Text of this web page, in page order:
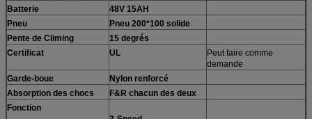
Batterie
48V 15AH
Pneu
Pneu 200*100 solide
Pente de Climing
15 degrés
Certificat
UL
Peut faire comme
demande
Garde-boue
Nylon renforcé
Absorption des chocs
F&R chacun des deux
Fonction